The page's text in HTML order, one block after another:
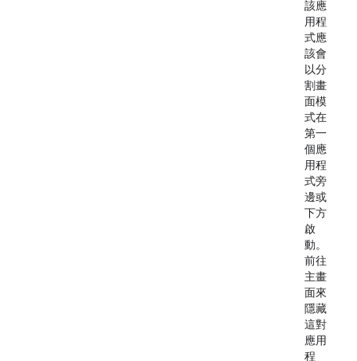
該應
用程
式應
該會
以分
割畫
面模
式在
第一
個應
用程
式旁
邊或
下方
啟
動。
前往
主畫
面來
隱藏
這對
應用
程